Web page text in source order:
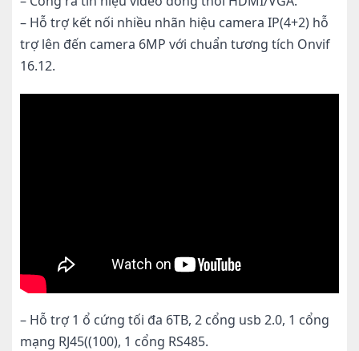
– Hỗ trợ kết nối nhiều nhãn hiệu camera IP(4+2) hỗ
trợ lên đến camera 6MP với chuẩn tương tích Onvif
16.12.
– Hỗ trợ 1 ổ cứng tối đa 6TB, 2 cổng usb 2.0, 1 cổng
mạng RJ45((100), 1 cổng RS485.